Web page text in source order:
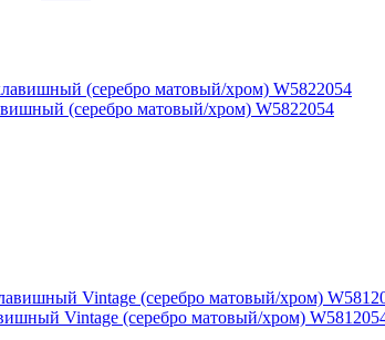
(серебро матовый/хром) W5822054
Vintage (серебро матовый/хром)